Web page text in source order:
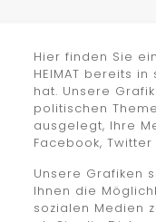
Hier finden Sie
HEIMAT bereits
hat. Unsere
politischen
ausgelegt, Ihre
Facebook,
Unsere Grafiken
Ihnen die
sozialen Medien